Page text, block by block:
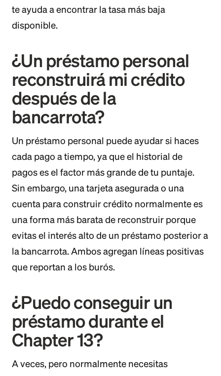
te ayuda a encontrar la tasa más baja
disponible.
¿Un préstamo personal
reconstruirá mi crédito
después de la
bancarrota?
Un préstamo personal puede ayudar si haces
cada pago a tiempo, ya que el historial de
pagos es el factor más grande de tu puntaje.
Sin embargo, una tarjeta asegurada o una
cuenta para construir crédito normalmente es
una forma más barata de reconstruir porque
evitas el interés alto de un préstamo posterior a
la bancarrota. Ambos agregan líneas positivas
que reportan a los burós.
¿Puedo conseguir un
préstamo durante el
Chapter 13?
A veces, pero normalmente necesitas